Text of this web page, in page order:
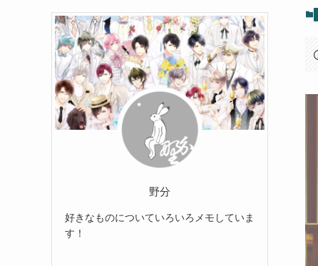
野分
好きなものについていろいろメモしていま
す！